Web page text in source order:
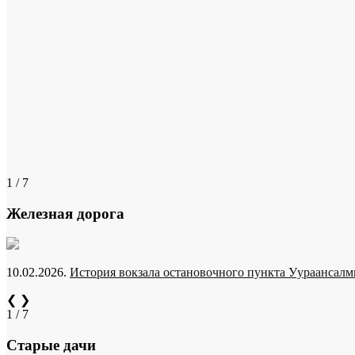
1 / 7
Железная дорога
10.02.2026. История вокзала остановочного пункта
❮ ❯
1 / 7
Старые дачи